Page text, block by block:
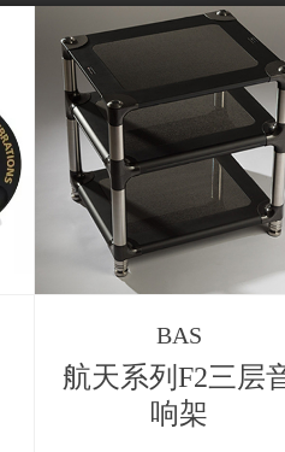
BAS
航天系列F2三层
响架